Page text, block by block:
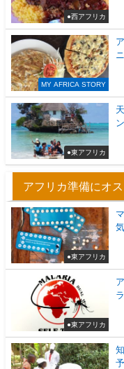
●西アフリカ
MY AFRICA STORY
●東アフリカ
アフリカ準備にオ
●東アフリカ
●東アフリカ